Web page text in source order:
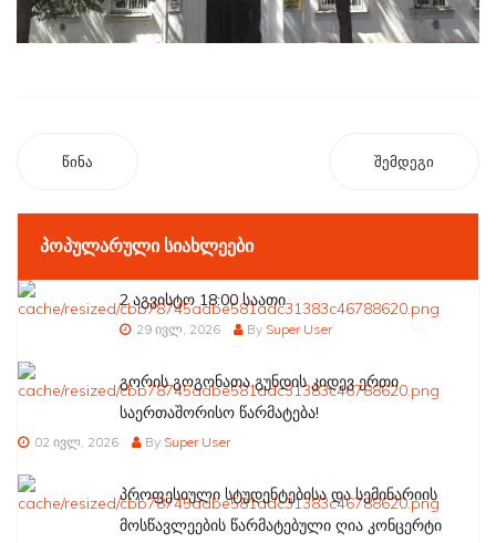
წინა შემდეგი
ᲞᲝᲞᲣᲚᲐᲠᲣᲚᲘ ᲡᲘᲐᲮᲚᲔᲔᲑᲘ
2 აგვისტო 18:00 საათი
29 ივლ, 2026 By Super User
გორის გოგონათა გუნდის კიდევ ერთი
საერთაშორისო წარმატება!
02 ივლ, 2026 By Super User
პროფესიული სტუდენტებისა და სემინარიის
მოსწავლეების წარმატებული ღია კონცერტი